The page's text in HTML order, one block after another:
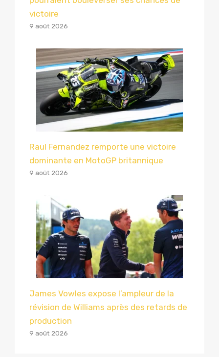
victoire
9 août 2026
Raul Fernandez remporte une victoire
dominante en MotoGP britannique
9 août 2026
James Vowles expose l’ampleur de la
révision de Williams après des retards de
production
9 août 2026